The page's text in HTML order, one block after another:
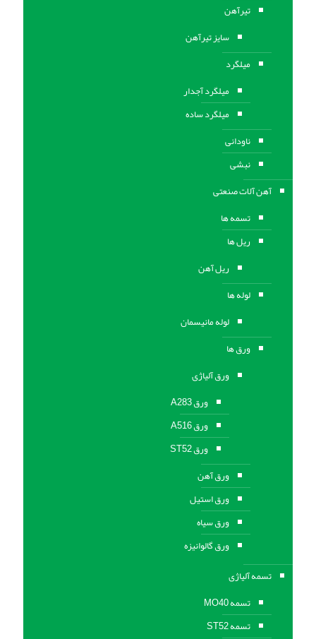
تیرآهن
سایز تیرآهن
میلگرد
میلگرد آجدار
میلگرد ساده
ناودانی
نبشی
آهن آلات صنعتی
تسمه ها
ریل ها
ریل آهن
لوله ها
لوله مانیسمان
ورق ها
ورق آلیاژی
ورق A283
ورق A516
ورق ST52
ورق آهن
ورق استیل
ورق سیاه
ورق گالوانیزه
تسمه آلیاژی
تسمه MO40
تسمه ST52